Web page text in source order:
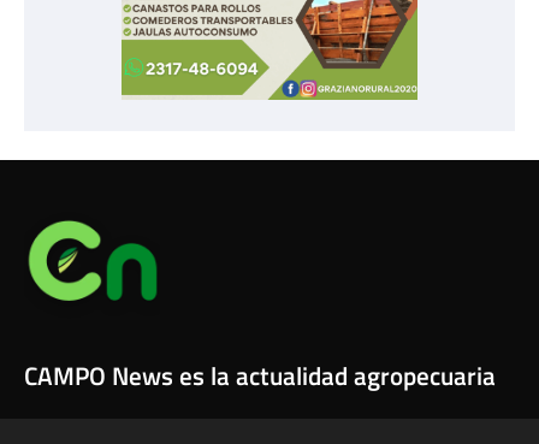
CAMPO News es la actualidad agropecuaria